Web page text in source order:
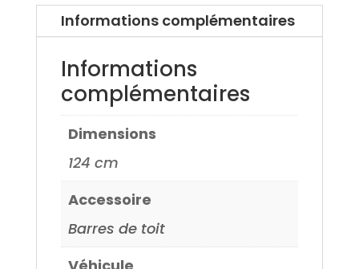
point
de
fixation
Informations complémentaires
Informations
complémentaires
Dimensions
124 cm
Accessoire
Barres de toit